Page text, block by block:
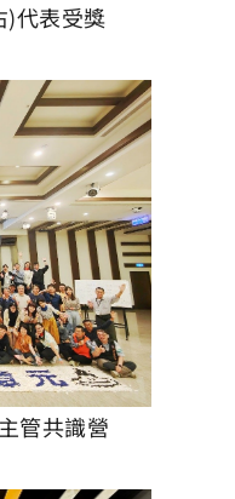
)代表受獎
管共識營